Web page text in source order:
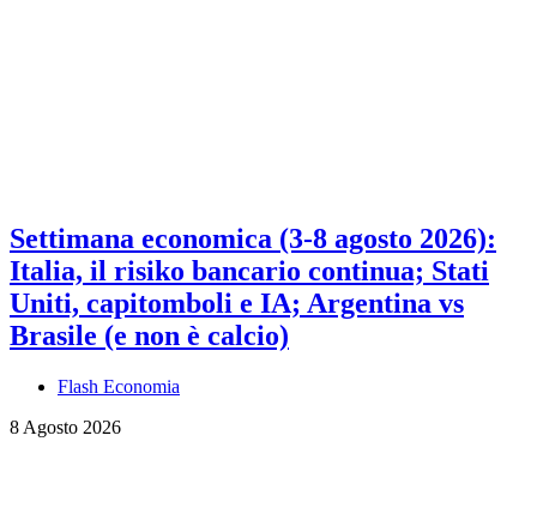
Settimana economica (3-8 agosto 2026):
Italia, il risiko bancario continua; Stati
Uniti, capitomboli e IA; Argentina vs
Brasile (e non è calcio)
Flash Economia
8 Agosto 2026